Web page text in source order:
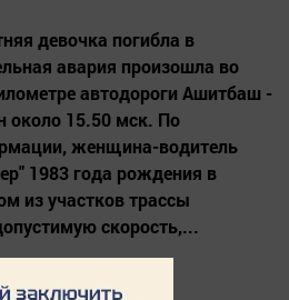
девочка погибла в
авария произошла во
автодороги Ашитбаш -
15.50 мск. По
женщина-водитель
1983 года рождения в
из участков трассы
скорость,...